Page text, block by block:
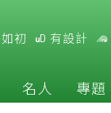
初 有設計
名人 專題